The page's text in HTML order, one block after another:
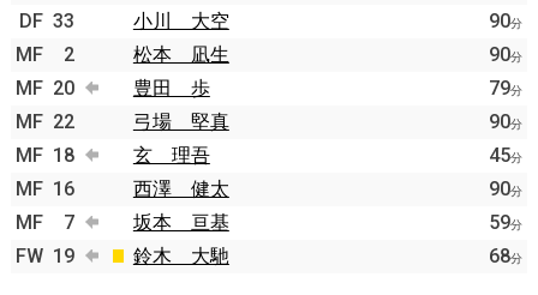
DF 33 小川 大空 90分
MF 2 松本 凪生 90分
MF 20 豊田 歩 79分
MF 22 弓場 堅真 90分
MF 18 玄 理吾 45分
MF 16 西澤 健太 90分
MF 7 坂本 亘基 59分
FW 19 鈴木 大馳 68分